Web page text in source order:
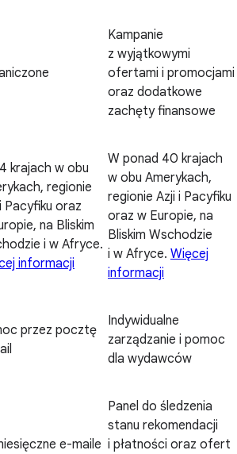
Kampanie
z wyjątkowymi
ofertami i promocjami
oraz dodatkowe
zachęty finansowe
krajach w obu
regionie
Pacyfiku oraz
na Bliskim
i w Afryce.
informacji
W ponad 40 krajach
w obu Amerykach,
regionie Azji i Pacyfiku
oraz w Europie, na
Bliskim Wschodzie
i w Afryce. Więcej
informacji
przez pocztę
Indywidualne
zarządzanie i pomoc
dla wydawców
e-maile
Panel do śledzenia
stanu rekomendacji
i płatności oraz ofert